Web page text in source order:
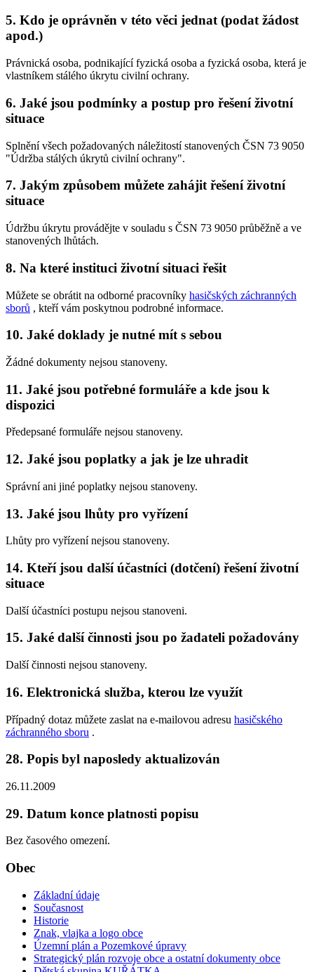
5. Kdo je oprávněn v této věci jednat (podat žádost
apod.)
Právnická osoba, podnikající fyzická osoba a fyzická osoba, která je
vlastníkem stálého úkrytu civilní ochrany.
6. Jaké jsou podmínky a postup pro řešení životní
situace
Splnění všech požadovaných náležitostí stanovených ČSN 73 9050
"Údržba stálých úkrytů civilní ochrany".
7. Jakým způsobem můžete zahájit řešení životní
situace
Údržbu úkrytu provádějte v souladu s ČSN 73 9050 průběžně a ve
stanovených lhůtách.
8. Na které instituci životní situaci řešit
Můžete se obrátit na odborné pracovníky hasičských záchranných
sborů , kteří vám poskytnou podrobné informace.
10. Jaké doklady je nutné mít s sebou
Žádné dokumenty nejsou stanoveny.
11. Jaké jsou potřebné formuláře a kde jsou k
dispozici
Předepsané formuláře nejsou stanoveny.
12. Jaké jsou poplatky a jak je lze uhradit
Správní ani jiné poplatky nejsou stanoveny.
13. Jaké jsou lhůty pro vyřízení
Lhůty pro vyřízení nejsou stanoveny.
14. Kteří jsou další účastníci (dotčení) řešení životní
situace
Další účastníci postupu nejsou stanoveni.
15. Jaké další činnosti jsou po žadateli požadovány
Další činnosti nejsou stanoveny.
16. Elektronická služba, kterou lze využít
Případný dotaz můžete zaslat na e-mailovou adresu hasičského
záchranného sboru .
28. Popis byl naposledy aktualizován
26.11.2009
29. Datum konce platnosti popisu
Bez časového omezení.
Obec
Základní údaje
Současnost
Historie
Znak, vlajka a logo obce
Územní plán a Pozemkové úpravy
Strategický plán rozvoje obce a ostatní dokumenty obce